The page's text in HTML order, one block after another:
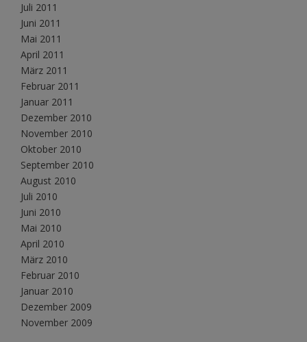
Juli 2011
Juni 2011
Mai 2011
April 2011
März 2011
Februar 2011
Januar 2011
Dezember 2010
November 2010
Oktober 2010
September 2010
August 2010
Juli 2010
Juni 2010
Mai 2010
April 2010
März 2010
Februar 2010
Januar 2010
Dezember 2009
November 2009